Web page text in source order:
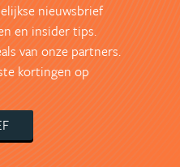
nieuwsbrief
en insider tips.
van onze partners.
kortingen op